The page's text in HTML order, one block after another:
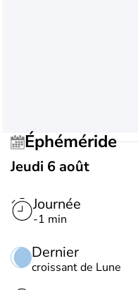
Éphéméride
Jeudi 6 août
Journée
-1 min
Dernier
croissant de Lune